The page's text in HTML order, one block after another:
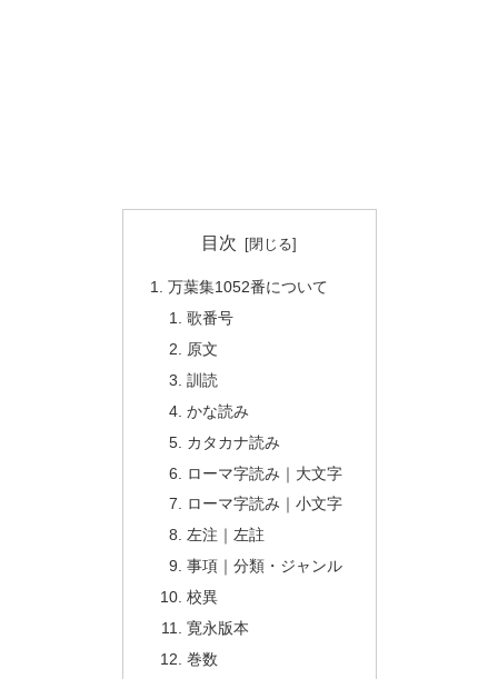
目次
万葉集1052番について
歌番号
原文
訓読
かな読み
カタカナ読み
ローマ字読み｜大文字
ローマ字読み｜小文字
左注｜左註
事項｜分類・ジャンル
校異
寛永版本
巻数